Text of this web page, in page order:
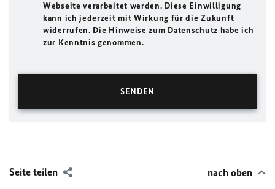
Webseite verarbeitet werden. Diese Einwilligung
kann ich jederzeit mit Wirkung für die Zukunft
widerrufen. Die Hinweise zum Datenschutz habe ich
zur Kenntnis genommen.
Seite teilen nach oben